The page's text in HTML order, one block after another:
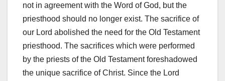
not in agreement with the Word of God, but the
priesthood should no longer exist. The sacrifice of
our Lord abolished the need for the Old Testament
priesthood. The sacrifices which were performed
by the priests of the Old Testament foreshadowed
the unique sacrifice of Christ. Since the Lord